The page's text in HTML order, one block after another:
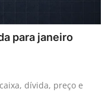
para janeiro
dívida, preço e